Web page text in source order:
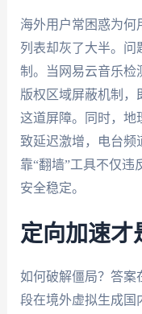
海外用户常困惑为何
列表却灰了大半。问
制。当网易云音乐检
版权区域屏蔽机制，
这道屏障。同时，地
致延迟激增，电台频
靠“翻墙”工具不仅违
安全稳定。
定向加速才
如何破解僵局？答
段在境外虚拟生成国